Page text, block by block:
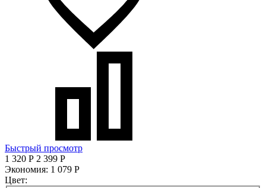
Быстрый просмотр
1 320 Р 2 399 Р
Экономия: 1 079 Р
Цвет: